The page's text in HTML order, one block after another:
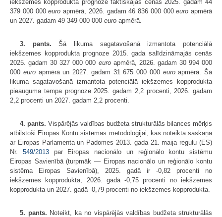
iekšzemes kopprodukta prognoze faktiskajās cenās 2025. gadam 44
379 000 000euro apmērā, 2026. gadam 46 836 000 000euro apmērā
un 2027. gadam 49 349 000 000 euro apmērā.
3. pants. Šā likuma sagatavošanā izmantota potenciālā
iekšzemes kopprodukta prognoze 2015. gada salīdzināmajās cenās
2025. gadam 30 327 000 000 euroapmērā, 2026. gadam 30 994 000
000 euroapmērā un 2027. gadam 31 675 000 000 euroapmērā. Šā
likuma sagatavošanā izmantota potenciālā iekšzemes kopprodukta
pieauguma tempa prognoze 2025. gadam 2,2 procenti, 2026. gadam
2,2 procenti un 2027. gadam 2,2 procenti.
4. pants. Vispārējās valdības budžeta strukturālās bilances mērķis
atbilstoši Eiropas Kontu sistēmas metodoloģijai, kas noteikta saskaņā
ar Eiropas Parlamenta un Padomes 2013. gada 21. maija regulu (ES)
Nr. 549/2013par Eiropas nacionālo un reģionālo kontu sistēmu
Eiropas Savienībā (turpmāk — Eiropas nacionālo un reģionālo kontu
sistēma Eiropas Savienībā), 2025. gadā ir -0,82 procenti no
iekšzemes kopprodukta, 2026. gadā -0,75 procenti no iekšzemes
kopprodukta un 2027. gadā -0,79 procenti no iekšzemes kopprodukta.
5. pants. Noteikt, ka no vispārējās valdības budžeta strukturālās